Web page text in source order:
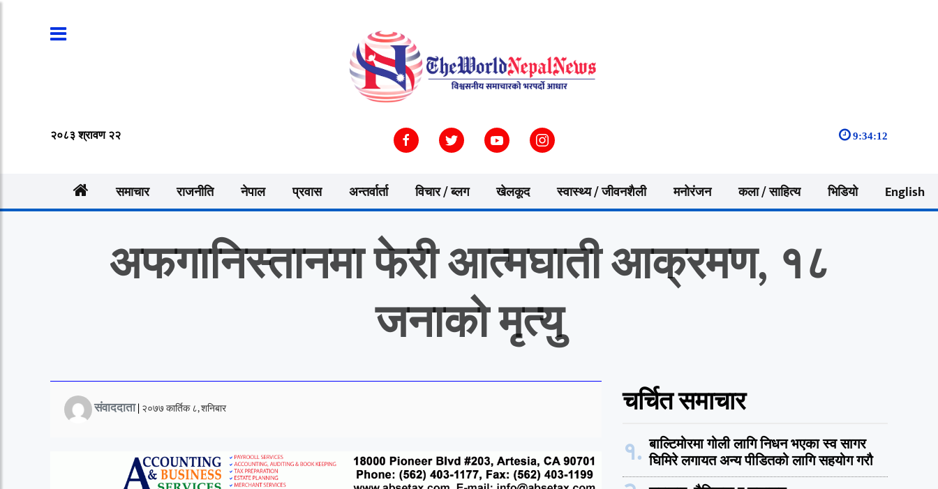
२०८३ श्रावण २२ 9:34:13
समाचार राजनीति नेपाल प्रवास अन्तर्वार्ता विचार / ब्लग खेलकूद स्वास्थ्य / जीवनशैली मनोरंजन कला / साहित्य भिडियो English
अफगानिस्तानमा फेरी आत्मघाती आक्रमण, १८
जनाको मृत्यु
संवाददाता| २०७७ कार्तिक ८, शनिबार चर्चित समाचार
१. बाल्टिमोरमा गोली लागि निधन भएका स्व सागर
घिमिरे लगायत अन्य पीडितको लागि सहयोग गरौ